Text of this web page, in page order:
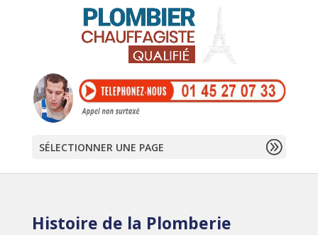
SÉLECTIONNER UNE PAGE
Histoire de la Plomberie